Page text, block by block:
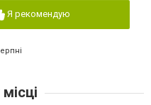
Я рекомендую